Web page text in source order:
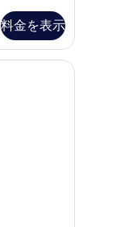
料金を表示